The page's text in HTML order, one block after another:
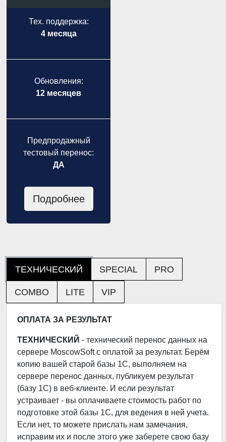
Тех. поддержка:
4 месяца
Обновления:
12 месяцев
Предпродажный
тестовый перенос:
ДА
Подробнее
ТЕХНИЧЕСКИЙ SPECIAL PRO
COMBO LITE VIP
ОПЛАТА ЗА РЕЗУЛЬТАТ
ТЕХНИЧЕСКИЙ - технический перенос данных на
сервере MoscowSoft с оплатой за результат. Берём
копию вашей старой базы 1С, выполняем на
сервере перенос данных, публикуем результат
(базу 1С) в веб-клиенте. И если результат
устраивает - вы оплачиваете стоимость работ по
подготовке этой базы 1С, для ведения в ней учета.
Если нет, то можете прислать нам замечания,
исправим их и после этого уже заберете свою базу